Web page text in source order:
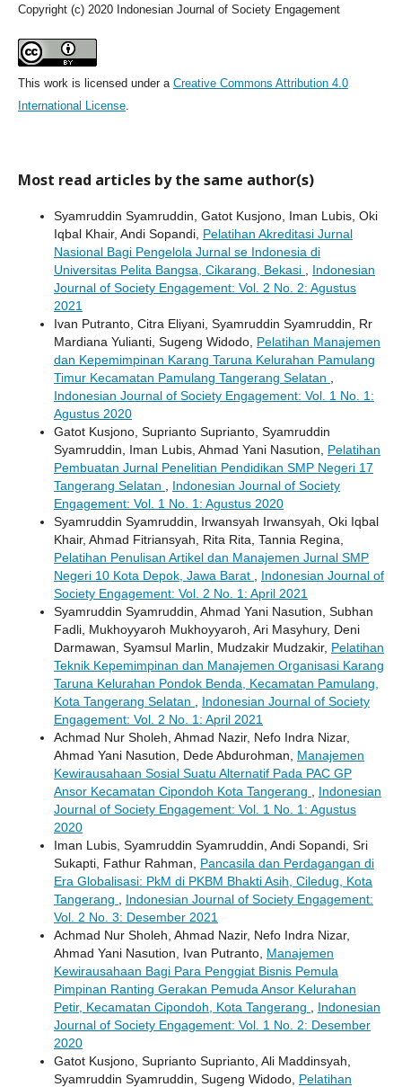
Copyright (c) 2020 Indonesian Journal of Society Engagement
This work is licensed under a Creative Commons Attribution 4.0
International License
Most read articles by the same author(s)
Syamruddin Syamruddin, Gatot Kusjono, Iman Lubis, Oki
Iqbal Khair, Andi Sopandi, Pelatihan Akreditasi Jurnal
Nasional Bagi Pengelola Jurnal se Indonesia di
Universitas Pelita Bangsa, Cikarang, Bekasi
Indonesian
Journal of Society Engagement: Vol. 2 No. 2: Agustus
2021
Ivan Putranto, Citra Eliyani, Syamruddin Syamruddin, Rr
Mardiana Yulianti, Sugeng Widodo, Pelatihan Manajemen
dan Kepemimpinan Karang Taruna Kelurahan Pamulang
Timur Kecamatan Pamulang Tangerang Selatan
Indonesian Journal of Society Engagement: Vol. 1 No. 1:
Agustus 2020
Gatot Kusjono, Suprianto Suprianto, Syamruddin
Syamruddin, Iman Lubis, Ahmad Yani Nasution, Pelatihan
Pembuatan Jurnal Penelitian Pendidikan SMP Negeri 17
Tangerang Selatan
Indonesian Journal of Society
Engagement: Vol. 1 No. 1: Agustus 2020
Syamruddin Syamruddin, Irwansyah Irwansyah, Oki Iqbal
Khair, Ahmad Fitriansyah, Rita Rita, Tannia Regina,
Pelatihan Penulisan Artikel dan Manajemen Jurnal SMP
Negeri 10 Kota Depok, Jawa Barat
Indonesian Journal of
Society Engagement: Vol. 2 No. 1: April 2021
Syamruddin Syamruddin, Ahmad Yani Nasution, Subhan
Fadli, Mukhoyyaroh Mukhoyyaroh, Ari Masyhury, Deni
Darmawan, Syamsul Marlin, Mudzakir Mudzakir, Pelatihan
Teknik Kepemimpinan dan Manajemen Organisasi Karang
Taruna Kelurahan Pondok Benda, Kecamatan Pamulang,
Kota Tangerang Selatan
Indonesian Journal of Society
Engagement: Vol. 2 No. 1: April 2021
Achmad Nur Sholeh, Ahmad Nazir, Nefo Indra Nizar,
Ahmad Yani Nasution, Dede Abdurohman, Manajemen
Kewirausahaan Sosial Suatu Alternatif Pada PAC GP
Ansor Kecamatan Cipondoh Kota Tangerang
Indonesian
Journal of Society Engagement: Vol. 1 No. 1: Agustus
2020
Iman Lubis, Syamruddin Syamruddin, Andi Sopandi, Sri
Sukapti, Fathur Rahman, Pancasila dan Perdagangan di
Era Globalisasi: PkM di PKBM Bhakti Asih, Ciledug, Kota
Tangerang
Indonesian Journal of Society Engagement:
Vol. 2 No. 3: Desember 2021
Achmad Nur Sholeh, Ahmad Nazir, Nefo Indra Nizar,
Ahmad Yani Nasution, Ivan Putranto, Manajemen
Kewirausahaan Bagi Para Penggiat Bisnis Pemula
Pimpinan Ranting Gerakan Pemuda Ansor Kelurahan
Petir, Kecamatan Cipondoh, Kota Tangerang
Indonesian
Journal of Society Engagement: Vol. 1 No. 2: Desember
2020
Gatot Kusjono, Suprianto Suprianto, Ali Maddinsyah,
Syamruddin Syamruddin, Sugeng Widodo, Pelatihan